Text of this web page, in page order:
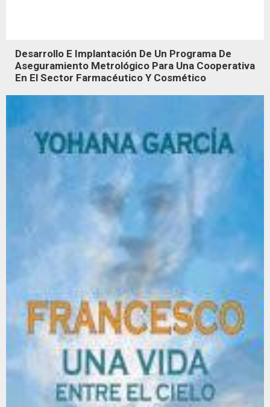
Desarrollo E Implantación De Un Programa De
Aseguramiento Metrológico Para Una Cooperativa
En El Sector Farmacéutico Y Cosmético